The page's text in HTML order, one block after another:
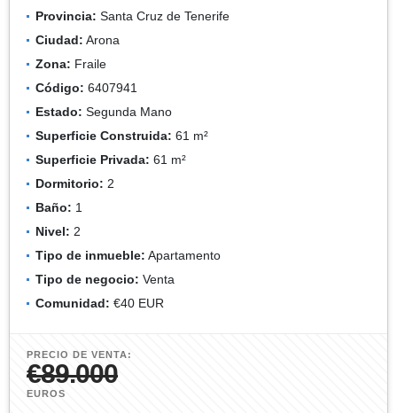
Provincia: Santa Cruz de Tenerife
Ciudad: Arona
Zona: Fraile
Código: 6407941
Estado: Segunda Mano
Superficie Construida: 61 m²
Superficie Privada: 61 m²
Dormitorio: 2
Baño: 1
Nivel: 2
Tipo de inmueble: Apartamento
Tipo de negocio: Venta
Comunidad: €40 EUR
PRECIO DE VENTA:
€89.000
EUROS